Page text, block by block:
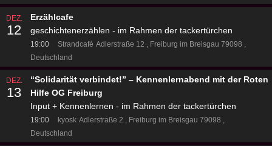
DEZ.
12
Erzählcafe
geschichtenerzählen - im Rahmen der tackertürchen
19:00 Strandcafé Adlerstraße 12
Freiburg im Breisgau 79098
Deutschland
DEZ.
13
“Solidarität verbindet!” – Kennenlernabend mit der Roten
Hilfe OG Freiburg
Input + Kennenlernen - im Rahmen der tackertürchen
19:00 kyosk Adlerstraße 2
Freiburg im Breisgau 79098
Deutschland